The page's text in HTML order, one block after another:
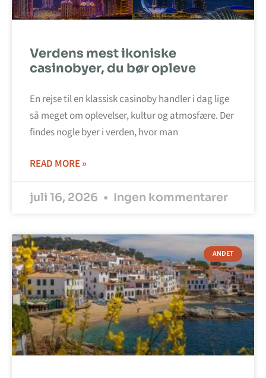
Verdens mest ikoniske
casinobyer, du bør opleve
En rejse til en klassisk casinoby handler i dag lige
så meget om oplevelser, kultur og atmosfære. Der
findes nogle byer i verden, hvor man
READ MORE »
juli 16, 2026 Ingen kommentarer
ANDET